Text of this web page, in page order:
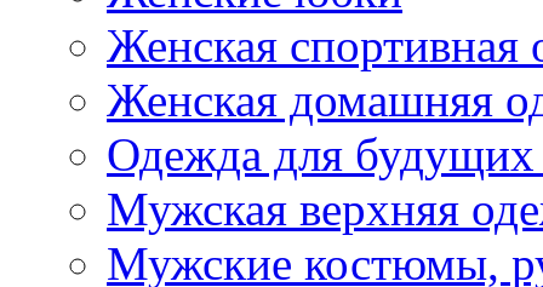
Женская спортивная
Женская домашняя
Одежда для
Мужская верхняя
Мужские костюмы,